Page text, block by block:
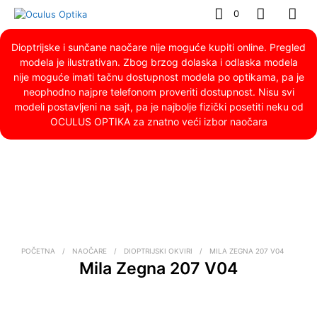
0
Dioptrijske i sunčane naočare nije moguće kupiti online. Pregled
modela je ilustrativan. Zbog brzog dolaska i odlaska modela
nije moguće imati tačnu dostupnost modela po optikama, pa je
neophodno najpre telefonom proveriti dostupnost. Nisu svi
modeli postavljeni na sajt, pa je najbolje fizički posetiti neku od
OCULUS OPTIKA za znatno veći izbor naočara
POČETNA / NAOČARE / DIOPTRIJSKI OKVIRI / MILA ZEGNA 207 V04
Mila Zegna 207 V04